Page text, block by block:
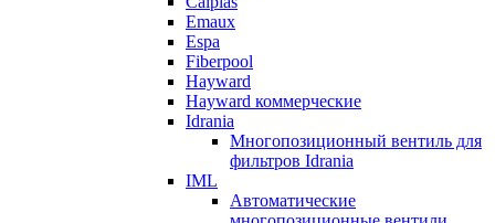
Emaux
Espa
Fiberpool
Hayward
Hayward коммерческие
Idrania
Многопозиционный вентиль для
фильтров Idrania
IML
Автоматические